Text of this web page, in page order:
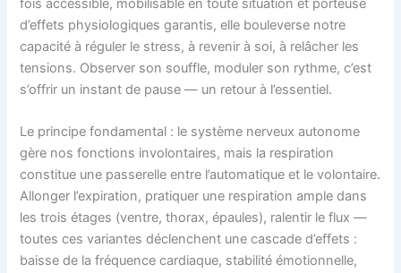
fois accessible, mobilisable en toute situation et porteuse
d’effets physiologiques garantis, elle bouleverse notre
capacité à réguler le stress, à revenir à soi, à relâcher les
tensions. Observer son souffle, moduler son rythme, c’est
s’offrir un instant de pause — un retour à l’essentiel.
Le principe fondamental : le système nerveux autonome
gère nos fonctions involontaires, mais la respiration
constitue une passerelle entre l’automatique et le volontaire.
Allonger l’expiration, pratiquer une respiration ample dans
les trois étages (ventre, thorax, épaules), ralentir le flux —
toutes ces variantes déclenchent une cascade d’effets :
baisse de la fréquence cardiaque, stabilité émotionnelle,